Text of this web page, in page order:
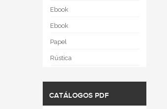
Ebook
Ebook
Papel
Rústica
CATÁLOGOS PDF